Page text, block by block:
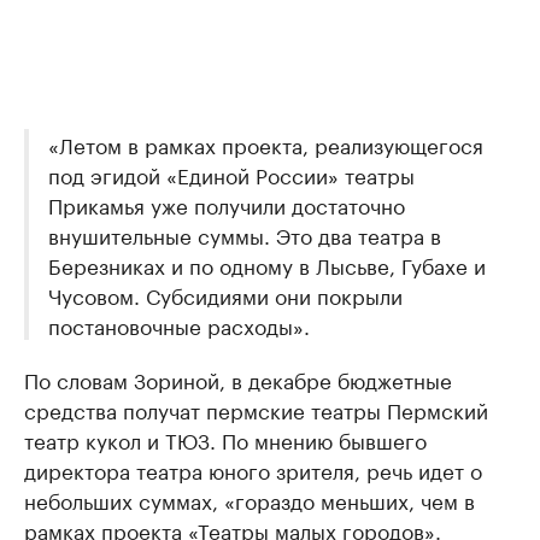
«Летом в рамках проекта, реализующегося
под эгидой «Единой России» театры
Прикамья уже получили достаточно
внушительные суммы. Это два театра в
Березниках и по одному в Лысьве, Губахе и
Чусовом. Субсидиями они покрыли
постановочные расходы».
По словам Зориной, в декабре бюджетные
средства получат пермские театры Пермский
театр кукол и ТЮЗ. По мнению бывшего
директора театра юного зрителя, речь идет о
небольших суммах, «гораздо меньших, чем в
рамках проекта «Театры малых городов».